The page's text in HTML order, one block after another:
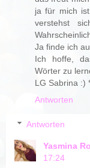
ja für mich
verstehst
Ja finde ich
Ich hoffe,
Wörter zu
LG Sabrina :)
Antworten
Antworten
Yasmina
17:24